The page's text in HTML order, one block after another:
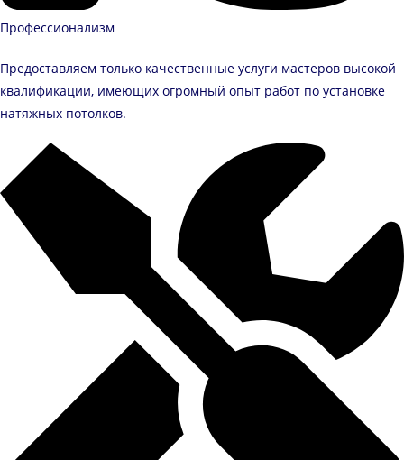
Профессионализм
Предоставляем только качественные услуги мастеров высокой
квалификации, имеющих огромный опыт работ по установке
натяжных потолков.